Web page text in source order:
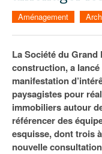
Collectivités
Services
Développement
Attractivité
Innovation
Transport
Marchés publics
Départements
77
78
91
92
Nominations
Portraits
Agenda
Les Assises du
Éditions
Le podcast
Ecouter les
Lire les résumés
Aménagement
La Société du Grand
construction, a lancé
manifestation
paysagistes pour
immobiliers autour
référencer des
esquisse, dont trois
nouvelle